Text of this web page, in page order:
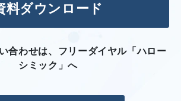
料ダウンロード
合わせは、フリーダイヤル「ハロー
シミック」へ